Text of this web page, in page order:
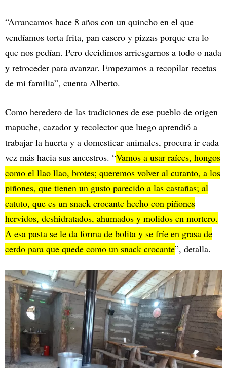
“Arrancamos hace 8 años con un quincho en el que
vendíamos torta frita, pan casero y pizzas porque era lo
que nos pedían. Pero decidimos arriesgarnos a todo o nada
y retroceder para avanzar. Empezamos a recopilar recetas
de mi familia”, cuenta Alberto.
Como heredero de las tradiciones de ese pueblo de origen
mapuche, cazador y recolector que luego aprendió a
trabajar la huerta y a domesticar animales, procura ir cada
vez más hacia sus ancestros. “Vamos a usar raíces, hongos
como el llao llao, brotes; queremos volver al curanto, a los
piñones, que tienen un gusto parecido a las castañas; al
catuto, que es un snack crocante hecho con piñones
hervidos, deshidratados, ahumados y molidos en mortero.
A esa pasta se le da forma de bolita y se fríe en grasa de
cerdo para que quede como un snack crocante”, detalla.